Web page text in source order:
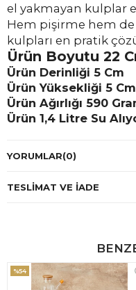
el yakmayan kulplar
Hem pişirme hem de
kulpları en pratik
Ürün Boyutu 22
Ürün Derinliği 5 Cm
Ürün Yüksekliği 5 Cm
Ürün Ağırlığı 590
Ürün 1,4 Litre Su
YORUMLAR(0)
TESLIMAT VE İADE
%54